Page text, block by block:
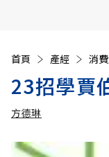
首頁 產經 消
23招學賈
方德琳